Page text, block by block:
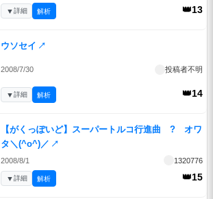
👑13
▼詳細 解析
ウソセイ ↗
2008/7/30 投稿者不明
👑14
▼詳細 解析
【がくっぽいど】スーパートルコ行進曲 ? オワ
タ＼(^o^)／ ↗
2008/8/1 1320776
👑15
▼詳細 解析